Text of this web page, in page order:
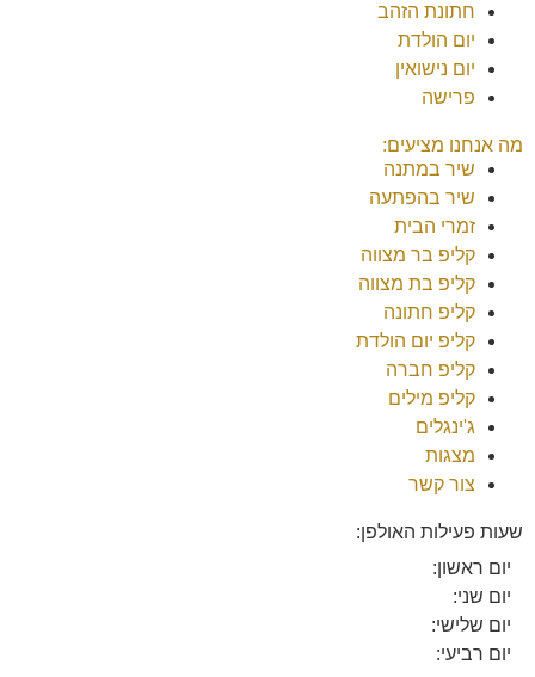
חתונת הזהב
יום הולדת
יום נישואין
פרישה
מה אנחנו מציעים:
שיר במתנה
שיר בהפתעה
זמרי הבית
קליפ בר מצווה
קליפ בת מצווה
קליפ חתונה
קליפ יום הולדת
קליפ חברה
קליפ מילים
ג'ינגלים
מצגות
צור קשר
שעות פעילות האולפן:
יום ראשון:
יום שני:
יום שלישי:
יום רביעי: